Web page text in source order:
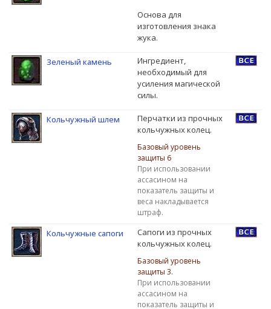
Основа для
изготовления знака
жука.
Зеленый камень
Ингредиент,
необходимый для
усиления магической
силы.
Кольчужный шлем
Перчатки из прочных
кольчужных колец.
Базовый уровень
защиты 6
При использовании
ассасином на
показатель защиты и
веса накладывается
штраф.
Кольчужные сапоги
Сапоги из прочных
кольчужных колец.
Базовый уровень
защиты 3.
При использовании
ассасином на
показатель защиты и